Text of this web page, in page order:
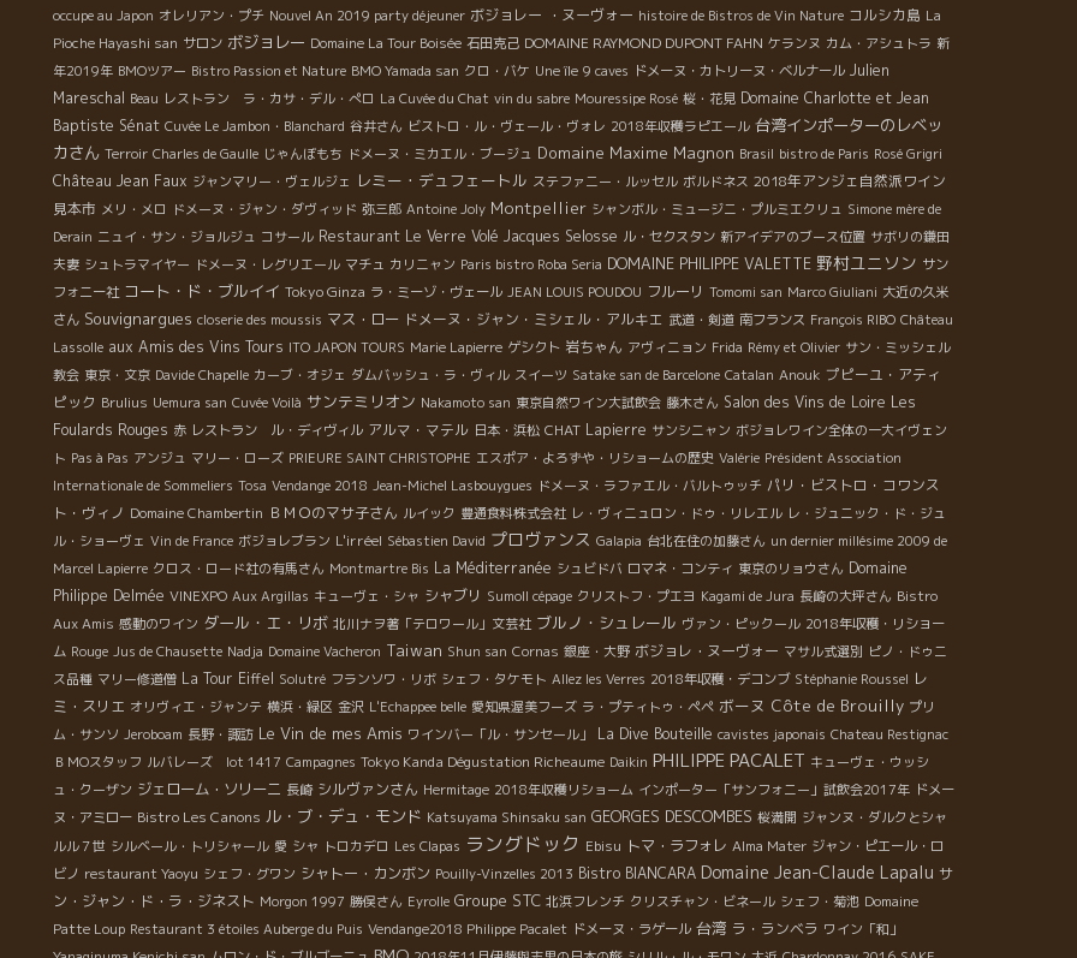
occupe au Japon オレリアン・プチ Nouvel An 2019 party déjeuner ボジョレー ・ヌーヴォー histoire de Bistros de Vin Nature コルシカ島 La
Pioche Hayashi san サロン ボジョレー Domaine La Tour Boisée 石田克己 DOMAINE RAYMOND DUPONT FAHN ケランヌ カム・アシュトラ 新
年2019年 BMOツアー Bistro Passion et Nature BMO Yamada san クロ・バケ Une île 9 caves ドメーヌ・カトリーヌ・ベルナール Julien
Mareschal Beau レストラン ラ・カサ・デル・ぺロ La Cuvée du Chat vin du sabre Mouressipe Rosé 桜・花見 Domaine Charlotte et Jean
Baptiste Sénat Cuvée Le Jambon・Blanchard 谷井さん ビストロ・ル・ヴェール・ヴォレ 2018年収穫ラピエール 台湾インポーターのレベッ
カさん Terroir Charles de Gaulle じゃんぼもち ドメーヌ・ミカエル・ブージュ Domaine Maxime Magnon Brasil bistro de Paris Rosé Grigri
Château Jean Faux ジャンマリー・ヴェルジェ レミー・デュフェートル ステファニー・ルッセル ボルドネス 2018年アンジェ自然派ワイン
見本市 メリ・メロ ドメーヌ・ジャン・ダヴィッド 弥三郎 Antoine Joly Montpellier シャンボル・ミュージニ・プルミエクリュ Simone mère de
Derain ニュイ・サン・ジョルジュ コサール Restaurant Le Verre Volé Jacques Selosse ル・セクスタン 新アイデアのブース位置 サボリの鎌田
夫妻 シュトラマイヤー ドメーヌ・レグリエール マチュ カリニャン Paris bistro Roba Seria DOMAINE PHILIPPE VALETTE 野村ユニソン サン
フォニー社 コート・ド・ブルイイ Tokyo Ginza ラ・ミーゾ・ヴェール JEAN LOUIS POUDOU フルーリ Tomomi san Marco Giuliani 大近の久米
さん Souvignargues closerie des moussis マス・ロー ドメーヌ・ジャン・ミシェル・アルキエ 武道・剣道 南フランス François RIBO Château
Lassolle aux Amis des Vins Tours ITO JAPON TOURS Marie Lapierre ゲシクト 岩ちゃん アヴィニョン Frida Rémy et Olivier サン・ミッシェル
教会 東京・文京 Davide Chapelle カーブ・オジェ ダムバッシュ・ラ・ヴィル スイーツ Satake san de Barcelone Catalan Anouk プピーユ・アティ
ピック Brulius Uemura san Cuvée Voilà サンテミリオン Nakamoto san 東京自然ワイン大試飲会 藤木さん Salon des Vins de Loire Les
Foulards Rouges 赤 レストラン ル・ディヴィル アルマ・マテル 日本・浜松 CHAT Lapierre サンシニャン ボジョレワイン全体の一大イヴェン
ト Pas à Pas アンジュ マリー・ローズ PRIEURE SAINT CHRISTOPHE エスポア・よろずや・リショームの歴史 Valérie Président Association
Internationale de Sommeliers Tosa Vendange 2018 Jean-Michel Lasbouygues ドメーヌ・ラファエル・バルトゥッチ パリ・ビストロ・コワンス
ト・ヴィノ Domaine Chambertin ＢＭＯのマサ子さん ルイック 豊通食料株式会社 レ・ヴィニュロン・ドゥ・リレエル レ・ジュニック・ド・ジュ
ル・ショーヴェ Vin de France ボジョレブラン L'irréel Sébastien David プロヴァンス Galapia 台北在住の加藤さん un dernier millésime 2009 de
Marcel Lapierre クロス・ロード社の有馬さん Montmartre Bis La Méditerranée シュビドバ ロマネ・コンティ 東京のリョウさん Domaine
Philippe Delmée VINEXPO Aux Argillas キューヴェ・シャ シャブリ Sumoll cépage クリストフ・プエヨ Kagami de Jura 長崎の大坪さん Bistro
Aux Amis 感動のワイン ダール・エ・リボ 北川ナヲ著「テロワール」文芸社 ブルノ・シュレール ヴァン・ピックール 2018年収穫・リショー
ム Rouge Jus de Chausette Nadja Domaine Vacheron Taiwan Shun san Cornas 銀座・大野 ボジョレ・ヌーヴォー マサル式選別 ピノ・ドゥニ
ス品種 マリー修道僧 La Tour Eiffel Solutré フランソワ・リボ シェフ・タケモト Allez les Verres 2018年収穫・デコンブ Stéphanie Roussel レ
ミ・スリエ オリヴィエ・ジャンテ 横浜・緑区 金沢 L'Echappee belle 愛知県渥美フーズ ラ・プティトゥ・ペペ ボーヌ Côte de Brouilly プリ
ム・サンソ Jeroboam 長野・諏訪 Le Vin de mes Amis ワインバー「ル・サンセール」 La Dive Bouteille cavistes japonais Chateau Restignac
ＢＭОスタッフ ルバレーズ lot 1417 Campagnes Tokyo Kanda Dégustation Richeaume Daikin PHILIPPE PACALET キューヴェ・ウッシ
ュ・クーザン ジェローム・ソリーニ 長崎 シルヴァンさん Hermitage 2018年収穫リショーム インポーター「サンフォニー」試飲会2017年 ドメー
ヌ・アミロー Bistro Les Canons ル・ブ・デュ・モンド Katsuyama Shinsaku san GEORGES DESCOMBES 桜満開 ジャンヌ・ダルクとシャ
ルル７世 シルベール・トリシャール 愛 シャ トロカデロ Les Clapas ラングドック Ebisu トマ・ラフォレ Alma Mater ジャン・ピエール・ロ
ビノ restaurant Yaoyu シェフ・グワン シャトー・カンボン Pouilly-Vinzelles 2013 Bistro BIANCARA Domaine Jean-Claude Lapalu サ
ン・ジャン・ド・ラ・ジネスト Morgon 1997 勝俣さん Eyrolle Groupe STC 北浜フレンチ クリスチャン・ビネール シェフ・菊池 Domaine
Patte Loup Restaurant 3 étoiles Auberge du Puis Vendange2018 Philippe Pacalet ドメーヌ・ラゲール 台湾 ラ・ランベラ ワイン「和」